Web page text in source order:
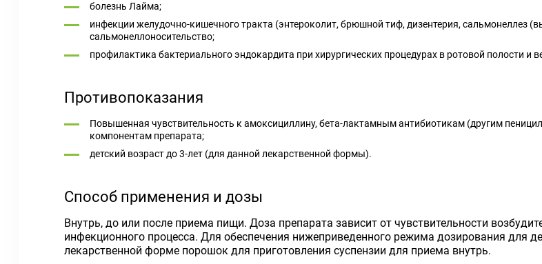
болезнь Лайма;
инфекции желудочно-кишечного тракта (энтероколит, брюшной тиф, дизентерия, сальмонеллез
сальмонеллоносительство;
профилактика бактериального эндокардита при хирургических процедурах в ротовой полости и
Противопоказания
Повышенная чувствительность к амоксициллину, бета-лактамным антибиотикам (другим
компонентам препарата;
детский возраст до 3-лет (для данной лекарственной формы).
Способ применения и дозы
Внутрь, до или после приема пищи. Доза препарата зависит от чувствительности
инфекционного процесса. Для обеспечения нижеприведенного режима дозирования для
лекарственной форме порошок для приготовления суспензии для приема внутрь.